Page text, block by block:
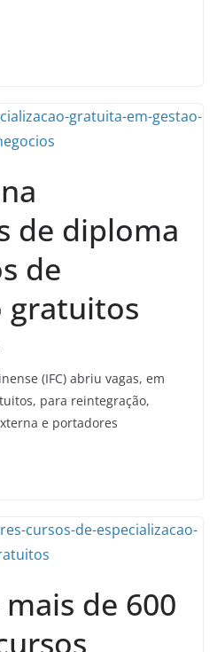
de diploma
de
gratuitos
(IFC) abriu vagas, em
para reintegração,
e portadores
mais de 600